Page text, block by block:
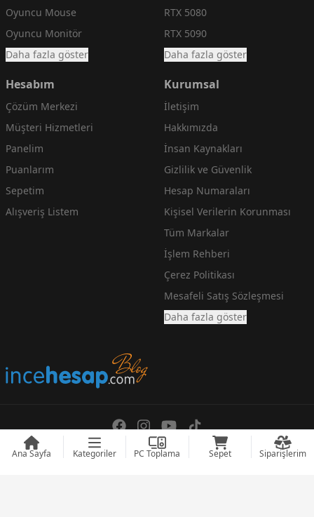
Ana Sayfa Kategoriler PC Toplama Sepet Siparişlerim
Oyuncu Mouse
Oyuncu Monitör
Daha fazla göster
RTX 5080
RTX 5090
Daha fazla göster
Hesabım
Çözüm Merkezi
Müşteri Hizmetleri
Panelim
Puanlarım
Sepetim
Alışveriş Listem
Kurumsal
İletişim
Hakkımızda
İnsan Kaynakları
Gizlilik ve Güvenlik
Hesap Numaraları
Kişisel Verilerin Korunması
Tüm Markalar
İşlem Rehberi
Çerez Politikası
Mesafeli Satış Sözleşmesi
Daha fazla göster
En Ucuz Teknoloji Fiyatlarını arayanlara incehesap.com
© 2008 - 2026incehesap.comDesigned by zendizayn.com